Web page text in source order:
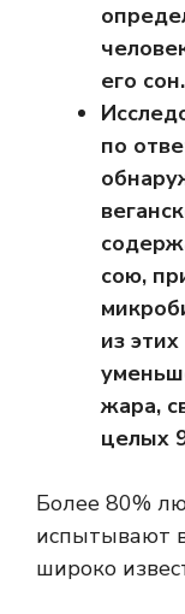
его сон.
по
сою,
из
жара,
целых
Более 80%
испытывают
широко